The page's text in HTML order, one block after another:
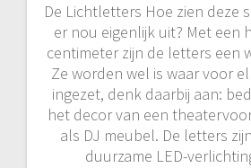
De Lichtletters Hoe zien deze
er nou eigenlijk uit? Met een
centimeter zijn de letters een
Ze worden wel is waar voor
ingezet, denk daarbij aan:
het decor van een
als DJ meubel. De letters
duurzame LED-